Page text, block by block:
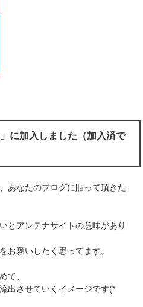
に加入しました（加入済で
あなたのブログに貼って頂きた
とアンテナサイトの意味があり
お願いしたく思ってます。
て、
出させていくイメージです(*